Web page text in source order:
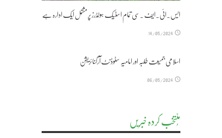
ایس۔ائی۔ایف ۔سی تمام اسٹیک ہولڈرز پر مشتمل ایک ادارہ ہے
14/05/2024
اسلامی جمیعت طلبہ اور امامیہ سٹوڈنٹ آرگنائزیشن
06/05/2024
مُنتخب کردہ خبریں